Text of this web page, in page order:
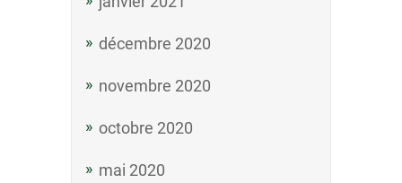
décembre 2020
novembre 2020
octobre 2020
mai 2020